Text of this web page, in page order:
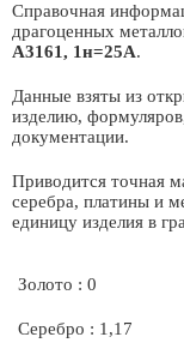
Справочная
драгоценных
А3161, 1н=25А.
Данные взяты из
изделию,
документации.
Приводится точная
серебра, платины и
единицу изделия в
Золото : 0
Серебро : 1,17